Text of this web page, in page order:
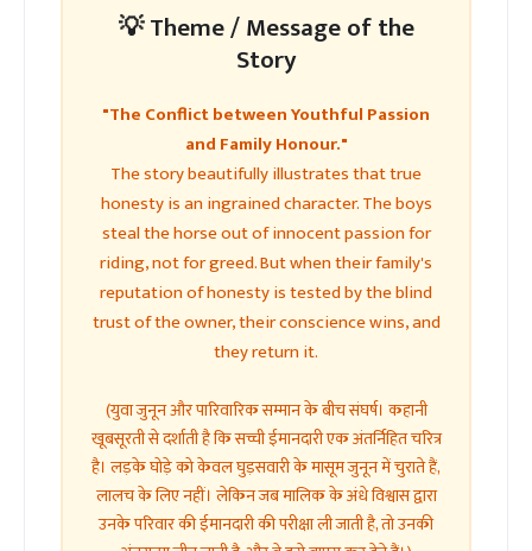
💡 Theme / Message of the
Story
"The Conflict between Youthful Passion
and Family Honour."
The story beautifully illustrates that true
honesty is an ingrained character. The boys
steal the horse out of innocent passion for
riding, not for greed. But when their family's
reputation of honesty is tested by the blind
trust of the owner, their conscience wins, and
they return it.
(युवा जुनून और पारिवारिक सम्मान के बीच संघर्ष। कहानी
खूबसूरती से दर्शाती है कि सच्ची ईमानदारी एक अंतर्निहित चरित्र
है। लड़के घोड़े को केवल घुड़सवारी के मासूम जुनून में चुराते हैं,
लालच के लिए नहीं। लेकिन जब मालिक के अंधे विश्वास द्वारा
उनके परिवार की ईमानदारी की परीक्षा ली जाती है, तो उनकी